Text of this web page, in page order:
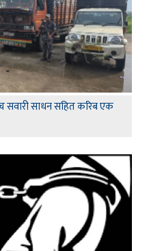
सवारी साधन सहित करिब एक